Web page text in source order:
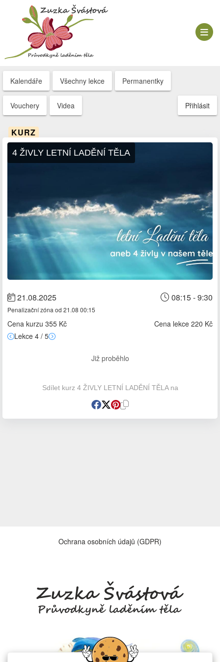
Kalendáře Všechny lekce Permanentky
Vouchery Videa Přihlásit
KURZ
4 ŽIVLY LETNÍ LADĚNÍ TĚLA
21.08.2025 08:15 - 9:30
Penalizační zóna od 21.08 00:15
Cena kurzu 355 Kč
Lekce 4 / 5
Cena lekce 220 Kč
Již proběhlo
Sdílet kurz 4 ŽIVLY LETNÍ LADĚNÍ TĚLA na
Ochrana osobních údajů (GDPR)